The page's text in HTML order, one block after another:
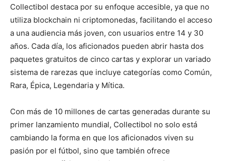
Collectibol destaca por su enfoque accesible, ya que no
utiliza blockchain ni criptomonedas, facilitando el acceso
a una audiencia más joven, con usuarios entre 14 y 30
años. Cada día, los aficionados pueden abrir hasta dos
paquetes gratuitos de cinco cartas y explorar un variado
sistema de rarezas que incluye categorías como Común,
Rara, Épica, Legendaria y Mítica.
Con más de 10 millones de cartas generadas durante su
primer lanzamiento mundial, Collectibol no solo está
cambiando la forma en que los aficionados viven su
pasión por el fútbol, sino que también ofrece